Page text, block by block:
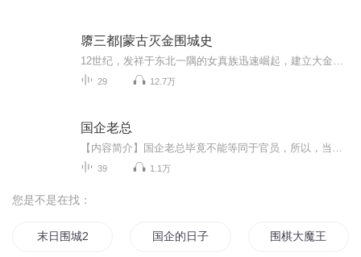
隳三都|蒙古灭金围城史
29 12.7万
国企老总
39 1.1万
您是不是在找：
末日围城2 国企的日子 围棋大魔王